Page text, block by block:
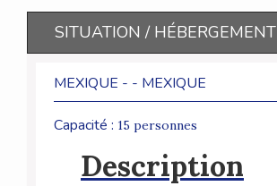
SITUATION / HÉBERGEMENT
MEXIQUE - - MEXIQUE
Capacité : 15 personnes
Description